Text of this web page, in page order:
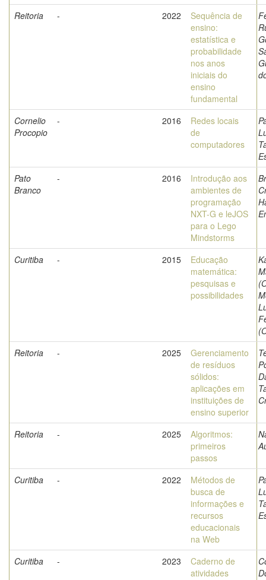
Reitoria
- 2022
Sequência de
ensino:
estatística e
probabilidade
nos anos
iniciais do
ensino
fundamental
Cornelio
Procopio
- 2016
Redes locais
de
computadores
Pato
Branco
- 2016
Introdução aos
ambientes de
programação
NXT-G e leJOS
para o Lego
Mindstorms
Curitiba - 2015
Educação
matemática:
pesquisas e
possibilidades
Reitoria
- 2025
Gerenciamento
de resíduos
sólidos:
aplicações em
instituições de
ensino superior
Reitoria - 2025
Algoritmos:
primeiros
passos
Curitiba - 2022
Métodos de
busca de
informações e
recursos
educacionais
na Web
Curitiba - 2023
Caderno de
atividades